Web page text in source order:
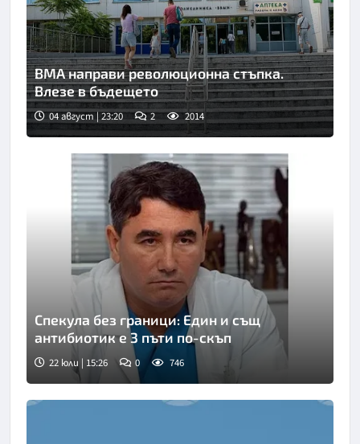
ВМА направи революционна стъпка.
Влезе в бъдещето
04 август | 23:20 2 2014
Спекула без граници: Един и същ
антибиотик е 3 пъти по-скъп
22 юли | 15:26 0 746